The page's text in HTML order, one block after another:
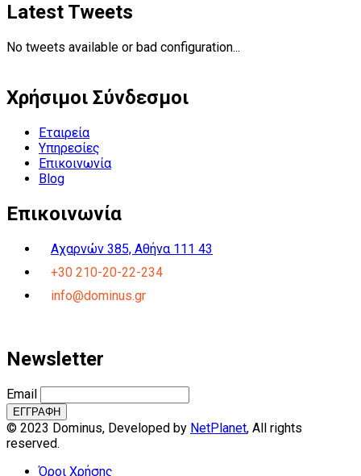
Latest Tweets
No tweets available or bad configuration...
Χρήσιμοι Σύνδεσμοι
Εταιρεία
Υπηρεσίες
Επικοινωνία
Blog
Επικοινωνία
Αχαρνών 385, Αθήνα 111 43
+30 210-20-22-234
info@dominus.gr
Newsletter
Email
© 2023 Dominus, Developed by NetPlanet, All rights
reserved.
Όροι Χρήσης